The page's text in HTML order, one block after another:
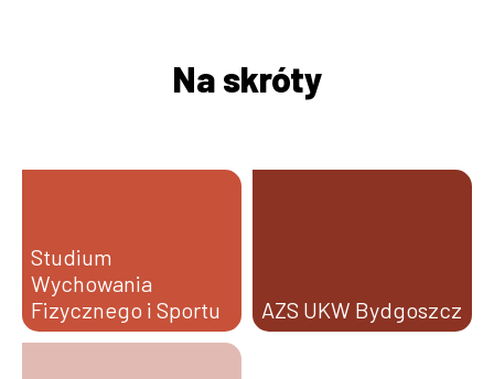
Na skróty
Studium
Wychowania
Fizycznego i Sportu
AZS UKW Bydgoszcz